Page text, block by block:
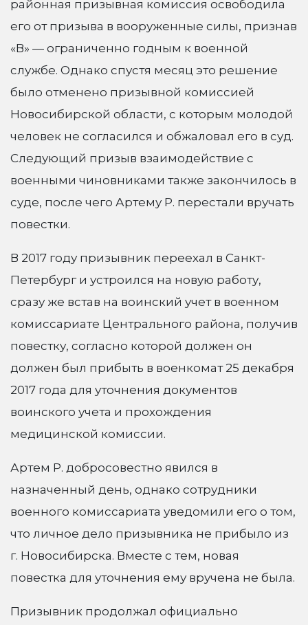
районная призывная комиссия освободила
его от призыва в вооруженные силы, признав
«В» — ограниченно годным к военной
службе. Однако спустя месяц это решение
было отменено призывной комиссией
Новосибирской области, с которым молодой
человек не согласился и обжаловал его в суд.
Следующий призыв взаимодействие с
военными чиновниками также закончилось в
суде, после чего Артему Р. перестали вручать
повестки.
В 2017 году призывник переехал в Санкт-
Петербург и устроился на новую работу,
сразу же встав на воинский учет в военном
комиссариате Центрального района, получив
повестку, согласно которой должен он
должен был прибыть в военкомат 25 декабря
2017 года для уточнения документов
воинского учета и прохождения
медицинской комиссии.
Артем Р. добросовестно явился в
назначенный день, однако сотрудники
военного комиссариата уведомили его о том,
что личное дело призывника не прибыло из
г. Новосибирска. Вместе с тем, новая
повестка для уточнения ему вручена не была.
Призывник продолжал официально